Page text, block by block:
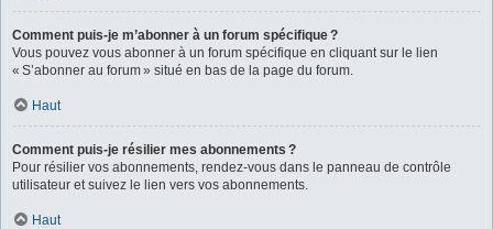
Comment puis-je m’abonner à un forum spécifique ?
Vous pouvez vous abonner à un forum spécifique en cliquant sur le lien
« S’abonner au forum » situé en bas de la page du forum.
Haut
Comment puis-je résilier mes abonnements ?
Pour résilier vos abonnements, rendez-vous dans le panneau de contrôle
utilisateur et suivez le lien vers vos abonnements.
Haut